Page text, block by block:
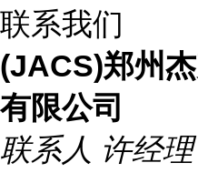
联系我们
(JACS)郑州
有限公司
联系人 许经理